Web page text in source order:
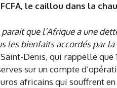
le caillou dans la
parait que l’Afrique a une
les bienfaits accordés par
Denis, qui rappelle
sur un compte
africains qui souffrent en